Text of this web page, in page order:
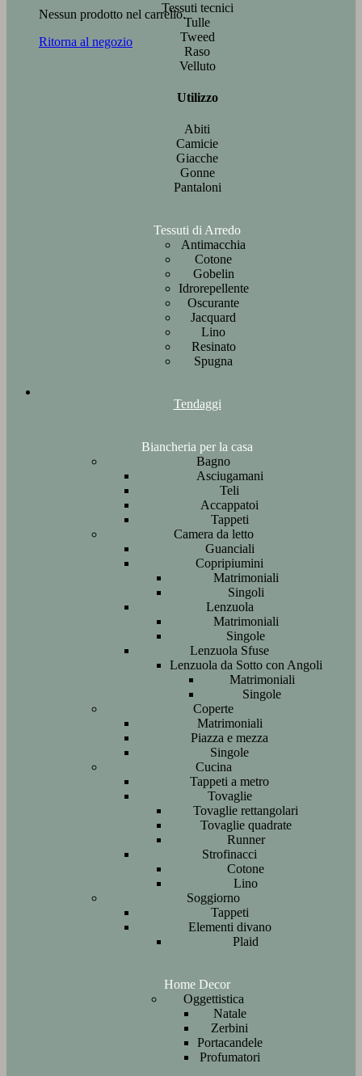
Nessun prodotto nel carrello.
Ritorna al negozio
Tessuti tecnici
Tulle
Tweed
Raso
Velluto
Utilizzo
Abiti
Camicie
Giacche
Gonne
Pantaloni
Tessuti di Arredo
Antimacchia
Cotone
Gobelin
Idrorepellente
Oscurante
Jacquard
Lino
Resinato
Spugna
Tendaggi
Biancheria per la casa
Bagno
Asciugamani
Teli
Accappatoi
Tappeti
Camera da letto
Guanciali
Copripiumini
Matrimoniali
Singoli
Lenzuola
Matrimoniali
Singole
Lenzuola Sfuse
Lenzuola da Sotto con Angoli
Matrimoniali
Singole
Coperte
Matrimoniali
Piazza e mezza
Singole
Cucina
Tappeti a metro
Tovaglie
Tovaglie rettangolari
Tovaglie quadrate
Runner
Strofinacci
Cotone
Lino
Soggiorno
Tappeti
Elementi divano
Plaid
Home Decor
Oggettistica
Natale
Zerbini
Portacandele
Profumatori